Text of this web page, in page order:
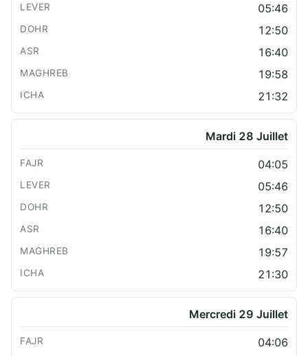
05:46
12:50
16:40
19:58
21:32
Mardi 28 Juillet
04:05
05:46
12:50
16:40
19:57
21:30
Mercredi 29 Juillet
04:06